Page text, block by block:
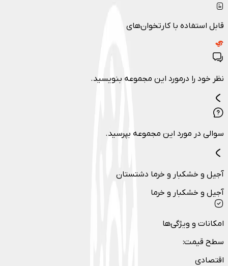
قابل استفاده با کارتخوان‌های
نظر خود را درمورد این مجموعه بنویسید.
سوالی در مورد این مجموعه بپرسید.
آجیل و خشکبار و خرما دشتستان
آجیل و خشکبار و خرما
امکانات و ویژگی‌ها
سطح قیمت:
اقتصادی